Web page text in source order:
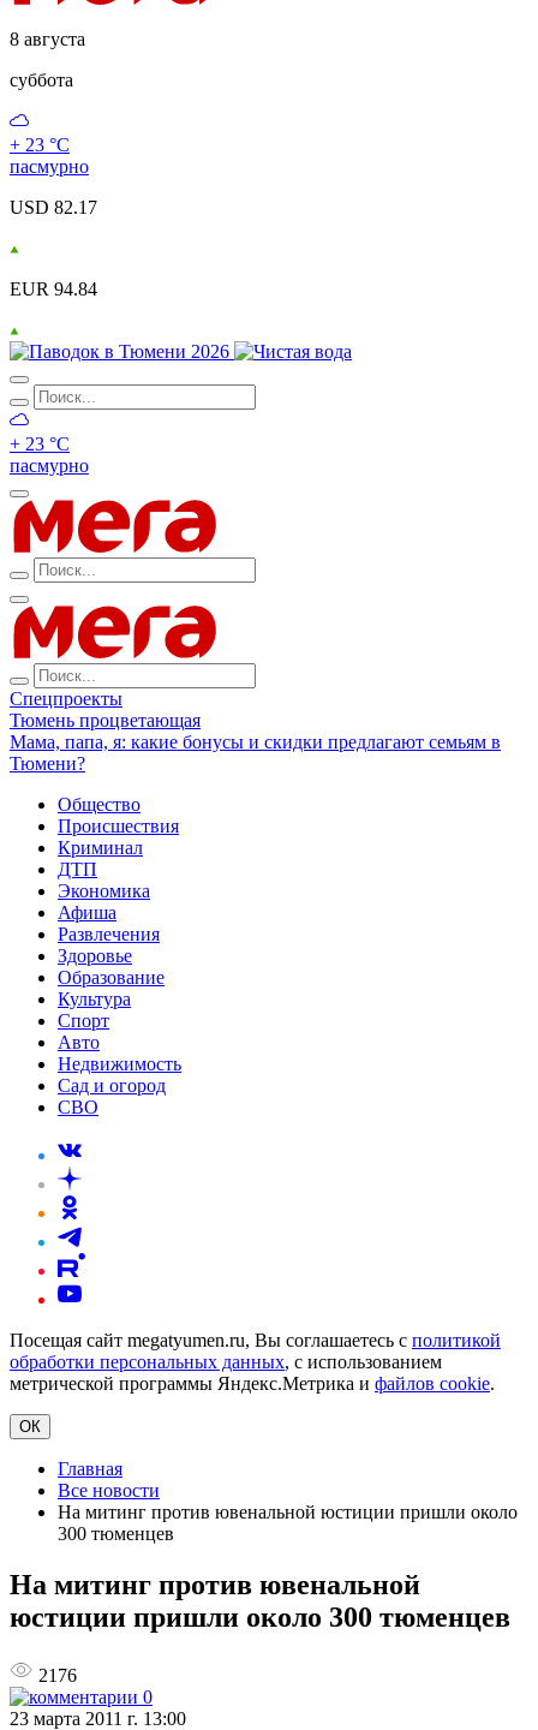
8 августа
суббота
+ 23 °С
пасмурно
USD 82.17
EUR 94.84
+ 23 °С
пасмурно
Спецпроекты
Тюмень процветающая
Мама, папа, я: какие бонусы и скидки предлагают семьям в
Тюмени?
Общество
Происшествия
Криминал
ДТП
Экономика
Афиша
Развлечения
Здоровье
Образование
Культура
Спорт
Авто
Недвижимость
Сад и огород
СВО
Посещая сайт megatyumen.ru, Вы соглашаетесь с политикой
обработки персональных данных, с использованием
метрической программы Яндекс.Метрика и файлов cookie.
ОК
Главная
Все новости
На митинг против ювенальной юстиции пришли около
300 тюменцев
На митинг против ювенальной
юстиции пришли около 300 тюменцев
2176
0
23 марта 2011 г. 13:00